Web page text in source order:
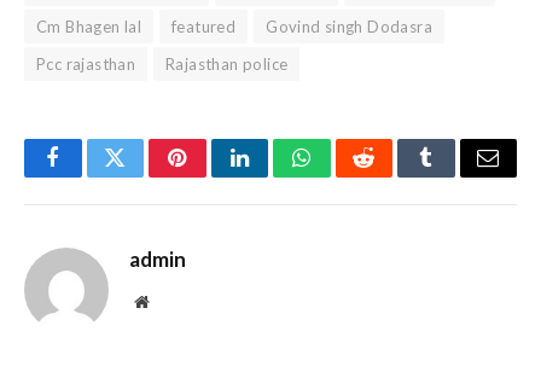
Cm Bhagen lal
featured
Govind singh Dodasra
Pcc rajasthan
Rajasthan police
FacebookTwitterPinterestLinkedInWhatsAppRedditTumblrEmail
admin
Website